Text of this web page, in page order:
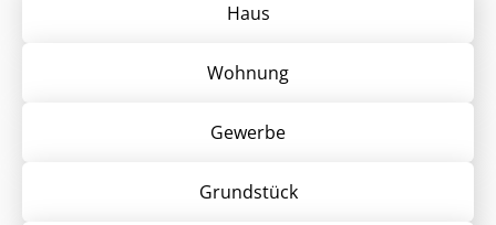
Haus
Wohnung
Gewerbe
Grund­stück